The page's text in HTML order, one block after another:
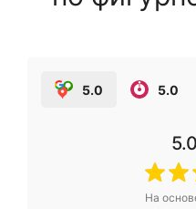
5.0 5.0
5.0
На